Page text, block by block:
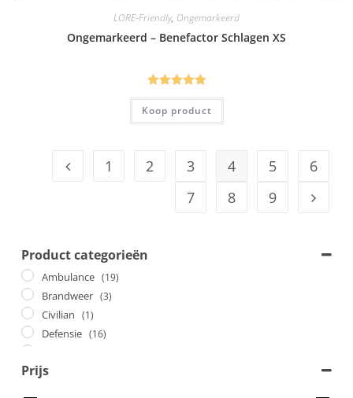
LORE-Friendly, Ongemarkeerd
Ongemarkeerd – Benefactor Schlagen XS
Gewaardeerd
5.00uit 5
Koop product
1 2 3 4 5
6
7
8 9
Product categorieën
Ambulance (19)
Brandweer (3)
Civilian (1)
Defensie (16)
Pechhulp
Prijs